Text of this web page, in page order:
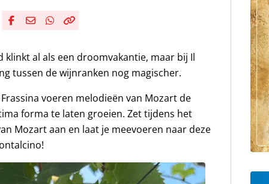
klinkt al als een droomvakantie, maar bij Il
tussen de wijnranken nog magischer.
voeren melodieën van Mozart de
forma te laten groeien. Zet tijdens het
Mozart aan en laat je meevoeren naar deze